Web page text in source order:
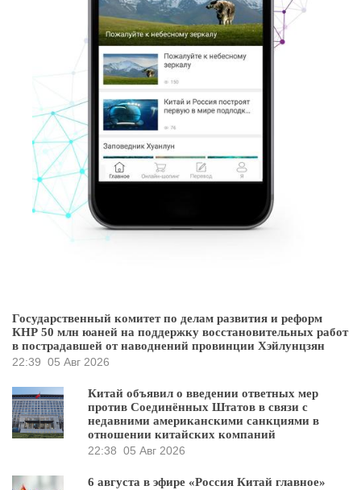
Государственный комитет по делам развития и реформ
КНР 50 млн юаней на поддержку восстановительных работ
в пострадавшей от наводнений провинции Хэйлунцзян
22:39 05 Авг 2026
Китай объявил о введении ответных мер
против Соединённых Штатов в связи с
недавними американскими санкциями в
отношении китайских компаний
22:38 05 Авг 2026
6 августа в эфире «Россия Китай главное»